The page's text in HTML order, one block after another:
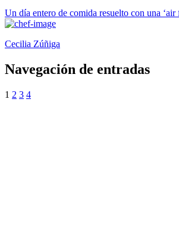
Un día entero de comida resuelto con una ‘air
Cecilia Zúñiga
Navegación de entradas
1 2 3 4